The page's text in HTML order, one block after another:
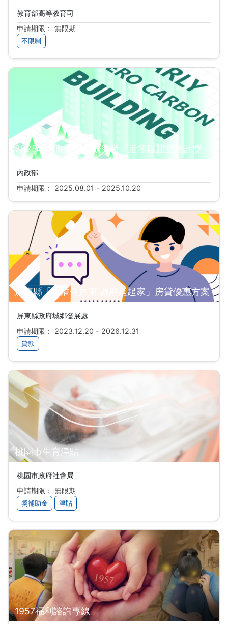
教育部高等教育司
申請期限： 無限期
不限制
2025年內政部建築研究所「近零碳建築設計獎」
內政部
申請期限： 2025.08.01 - 2025.10.20
屏東縣「買厝住屏東 縣府挺起家」房貸優惠方案
屏東縣政府城鄉發展處
申請期限： 2023.12.20 - 2026.12.31
貸款
桃園市生育津貼
桃園市政府社會局
申請期限： 無限期
獎補助金 津貼
1957福利諮詢專線